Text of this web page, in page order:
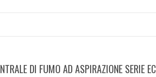
DI FUMO AD ASPIRAZIONE SERIE